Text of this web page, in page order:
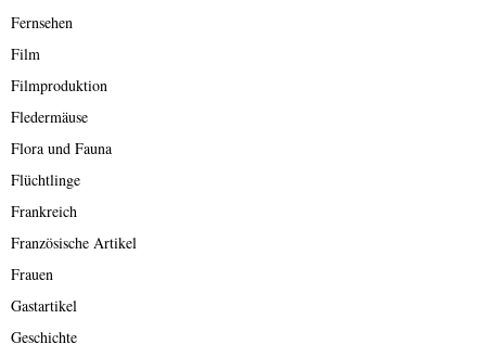
Fernsehen
Film
Filmproduktion
Fledermäuse
Flora und Fauna
Flüchtlinge
Frankreich
Französische Artikel
Frauen
Gastartikel
Geschichte